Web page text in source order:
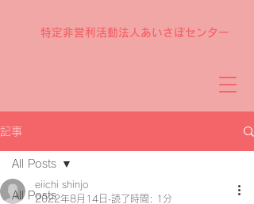
特定非営利活動法人あいさぽセンター
記事
All Posts
All Posts
eiichi shinjo
2022年8月14日 読了時間: 1分